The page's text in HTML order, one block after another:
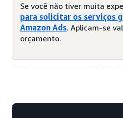
Se você não tiver muita
para solicitar os serviços
Amazon Ads. Aplicam-se
orçamento.